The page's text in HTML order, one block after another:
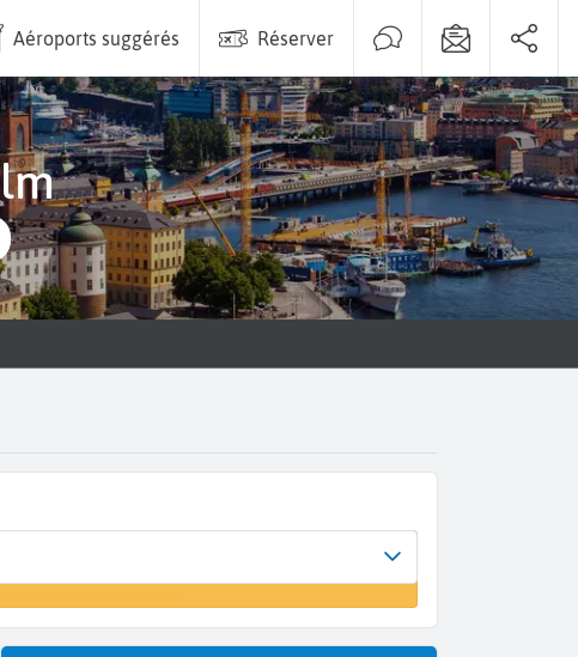
Aéroports suggérés Réserver
Stockholm (STO)